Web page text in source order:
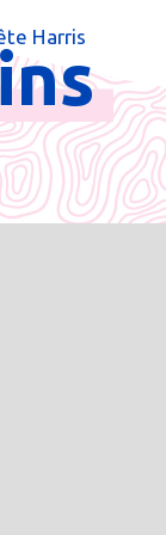
par région
thermales
Harris